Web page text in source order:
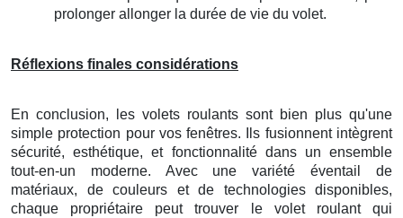
prolonger allonger la durée de vie du volet.
Réflexions finales considérations
En conclusion, les volets roulants sont bien plus qu'une
simple protection pour vos fenêtres. Ils fusionnent intègrent
sécurité, esthétique, et fonctionnalité dans un ensemble
tout-en-un moderne. Avec une variété éventail de
matériaux, de couleurs et de technologies disponibles,
chaque propriétaire peut trouver le volet roulant qui